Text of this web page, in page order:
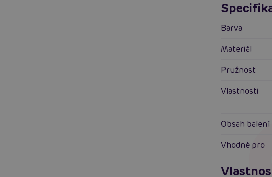
Barva
Materiál
Pružnost
Vlastnosti
Obsah balení
Vhodné pro